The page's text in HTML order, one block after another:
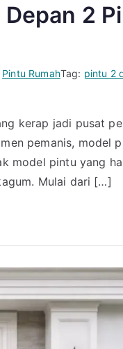
2
Pintu RumahTag: pintu 2
kerap jadi pusat
pemanis, model
model pintu yang
Mulai dari […]